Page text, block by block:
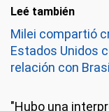
Leé también
Milei compartió
Estados Unidos
relación con Brasil
"Hubo una